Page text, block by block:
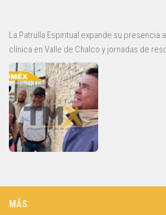
La Patrulla Espiritual expande su presencia
clínica en Valle de Chalco y jornadas de
MÁS